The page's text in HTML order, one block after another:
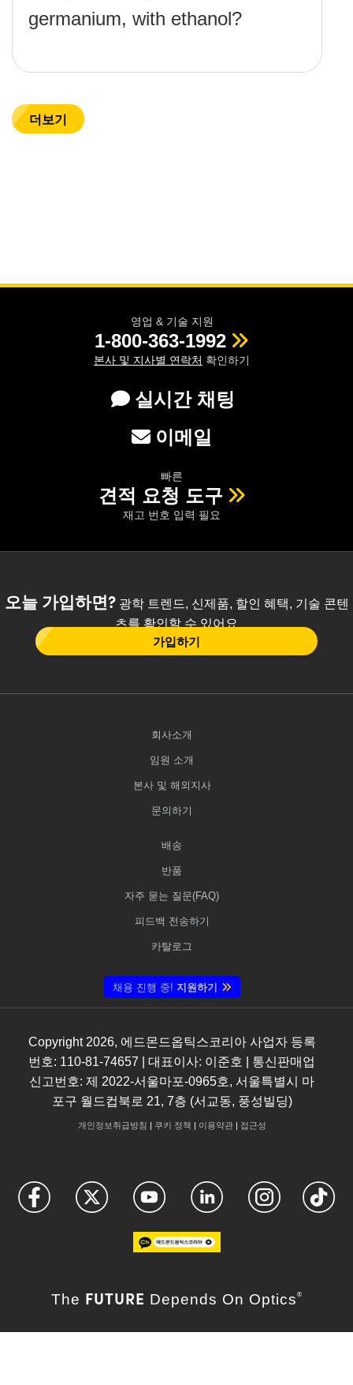
germanium, with ethanol?
더보기
영업 & 기술 지원
1-800-363-1992
본사 및 지사별 연락처 확인하기
실시간 채팅
이메일
빠른
견적 요청 도구
재고 번호 입력 필요
오늘 가입하면?광학 트렌드, 신제품, 할인 혜택, 기술 콘텐
츠를 확인할 수 있어요
가입하기
회사소개
임원 소개
본사 및 해외지사
문의하기
배송
반품
자주 묻는 질문(FAQ)
피드백 전송하기
카탈로그
채용 진행 중! 지원하기
Copyright 2026, 에드몬드옵틱스코리아 사업자 등록
번호: 110-81-74657 | 대표이사: 이준호 | 통신판매업
신고번호: 제 2022-서울마포-0965호, 서울특별시 마
포구 월드컵북로 21, 7층 (서교동, 풍성빌딩)
개인정보취급방침 | 쿠키 정책 | 이용약관| 접근성
The FUTURE Depends On Optics ®